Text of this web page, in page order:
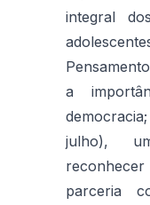
integral
a
julho),
parceria